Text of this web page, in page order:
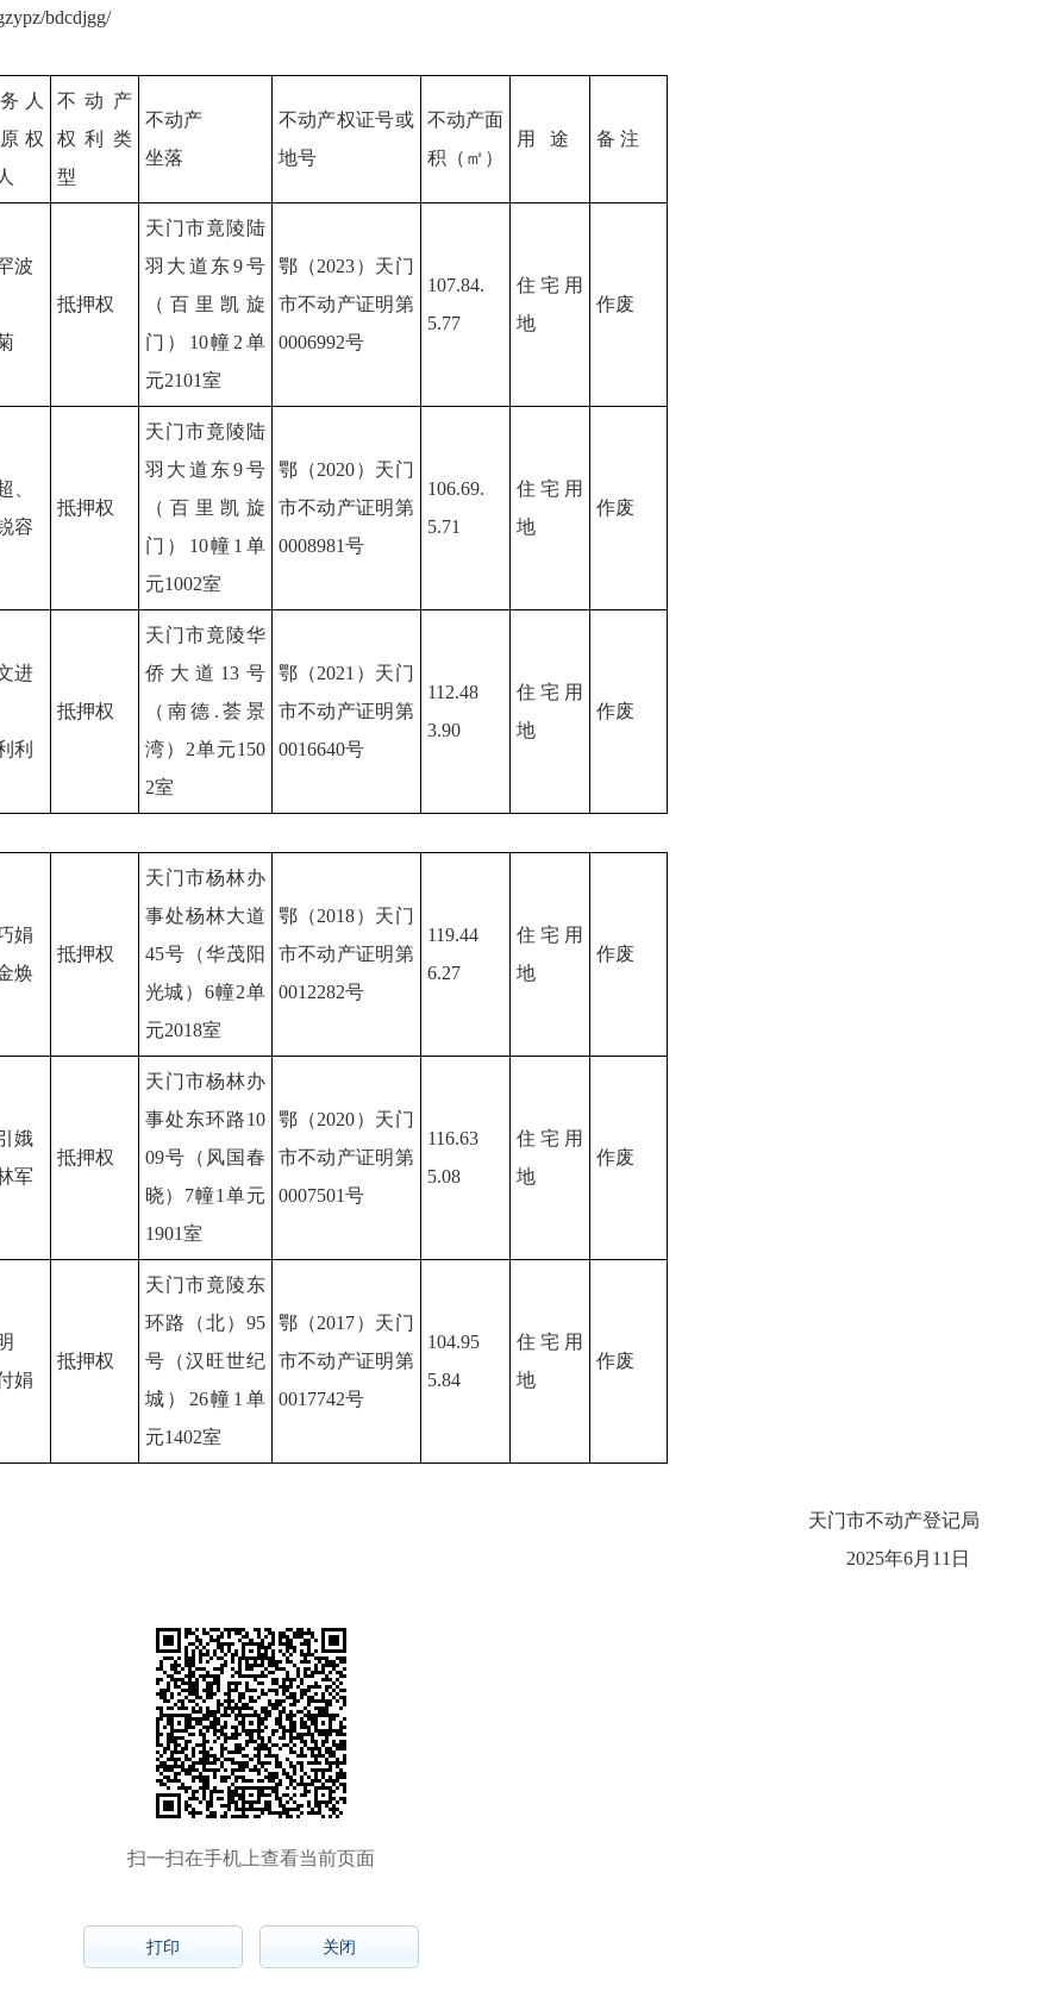
bdcdjgg/
人
权
不动产
权利类
型
不动产
坐落
不动产权证号或
地号
不动产面
积（㎡）
用 途 备 注
波
抵押权
天门市竟陵陆
羽大道东9号
（百里凯旋
门）10幢2单
元2101室
鄂（2023）天门
市不动产证明第
0006992号
107.84.
5.77
住宅用
地
作废
、
容
抵押权
天门市竟陵陆
羽大道东9号
（百里凯旋
门）10幢1单
元1002室
鄂（2020）天门
市不动产证明第
0008981号
106.69.
5.71
住宅用
地
作废
进
利
抵押权
天门市竟陵华
侨大道13号
（南德.荟景
湾）2单元150
2室
鄂（2021）天门
市不动产证明第
0016640号
112.48
3.90
住宅用
地
作废
娟
焕
抵押权
天门市杨林办
事处杨林大道
45号（华茂阳
光城）6幢2单
元2018室
鄂（2018）天门
市不动产证明第
0012282号
119.44
6.27
住宅用
地
作废
娥
军
抵押权
天门市杨林办
事处东环路10
09号（风国春
晓）7幢1单元
1901室
鄂（2020）天门
市不动产证明第
0007501号
116.63
5.08
住宅用
地
作废
娟
抵押权
天门市竟陵东
环路（北）95
号（汉旺世纪
城）26幢1单
元1402室
鄂（2017）天门
市不动产证明第
0017742号
104.95
5.84
住宅用
地
作废
天门市不动产登记局
2025年6月11日
扫一扫在手机上查看当前页面
打印 关闭